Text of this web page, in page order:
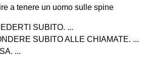
a tenere un uomo sulle spine
SUBITO. ...
SUBITO ALLE CHIAMATE. ...
...